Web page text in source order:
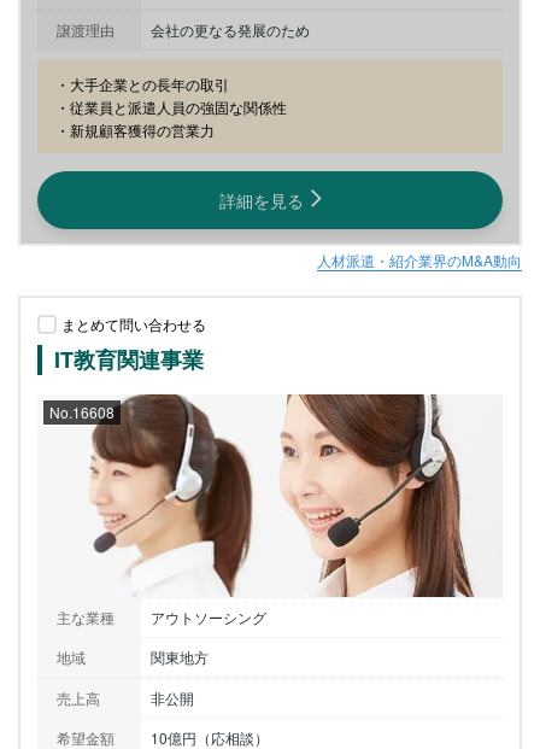
譲渡理由
会社の更なる発展のため
・大手企業との長年の取引
・従業員と派遣人員の強固な関係性
・新規顧客獲得の営業力
詳細を見る
人材派遣・紹介業界のM&A動向
まとめて問い合わせる
IT教育関連事業
No.16608
主な業種
アウトソーシング
地域
関東地方
売上高
非公開
希望金額
10億円（応相談）